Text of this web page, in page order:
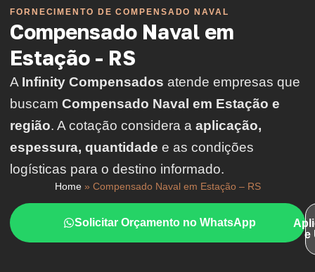
FORNECIMENTO DE COMPENSADO NAVAL
Compensado Naval em
Estação - RS
A Infinity Compensados atende empresas que
buscam Compensado Naval em Estação e
região. A cotação considera a aplicação,
espessura, quantidade e as condições
logísticas para o destino informado.
Home» Compensado Naval em Estação – RS
Solicitar Orçamento no WhatsApp
e